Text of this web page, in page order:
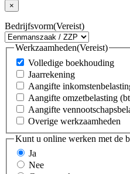
×
Bedrijfsvorm(Vereist)
Werkzaamheden(Vereist)
Volledige boekhouding
Jaarrekening
Aangifte
Aangifte omzetbelasting
Aangifte
Overige werkzaamheden
Kunt u online werken met de
Ja
Nee